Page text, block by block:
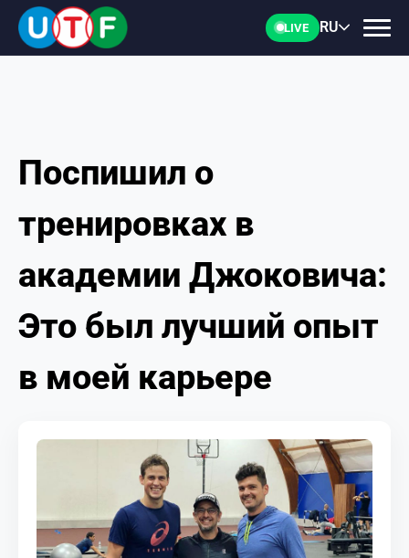
LIVE RU
ГЛАВНАЯ
ФТУ
НОВОСТИ
ДОКУМЕНТЫ
ПЕРСОНАЛИИ
КОНТАКТЫ
Поспишил о
тренировках в
академии Джоковича:
Это был лучший опыт
в моей карьере